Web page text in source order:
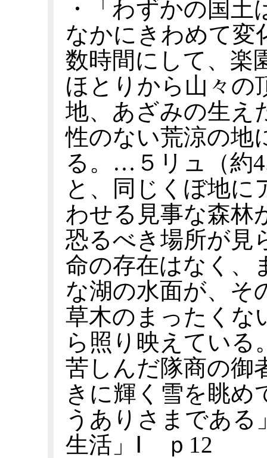
・「わずかの国
なかにきわめて変
数時間にして、楽
ほとりから山々の
地、あざみの生え
性のない荒涼の地
る。…５リュ（約
と、同じくぼ地に
わせる見事な森林
恐るべき場所が見
命の存在はなく、
な湖の水面が、そ
草木のまったくな
ら照り映えてい
苦しんだ隊商の御
きに輝く雪を眺め
うありさまであ
生活」Ⅰ ｐ12